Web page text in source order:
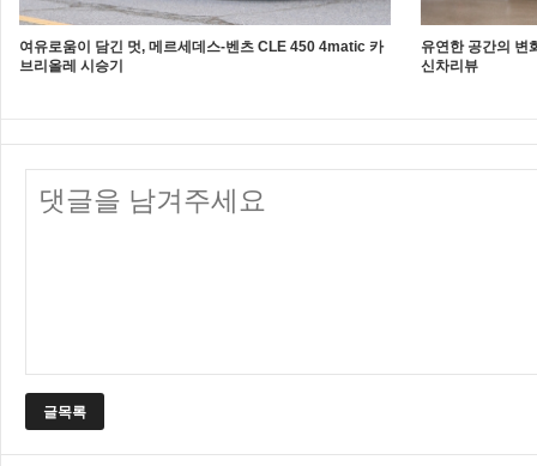
여유로움이 담긴 멋, 메르세데스-벤츠 CLE 450 4matic 카
브리올레 시승기
유연한 공간의 변
신차리뷰
글목록